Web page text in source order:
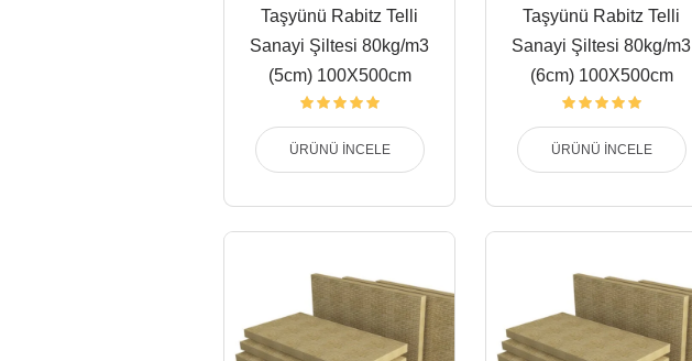
Taşyünü Rabitz Telli
Sanayi Şiltesi 80kg/m3
(5cm) 100X500cm
ÜRÜNÜ İNCELE
Taşyünü Rabitz Telli
Sanayi Şiltesi 80kg/m3
(6cm) 100X500cm
ÜRÜNÜ İNCELE